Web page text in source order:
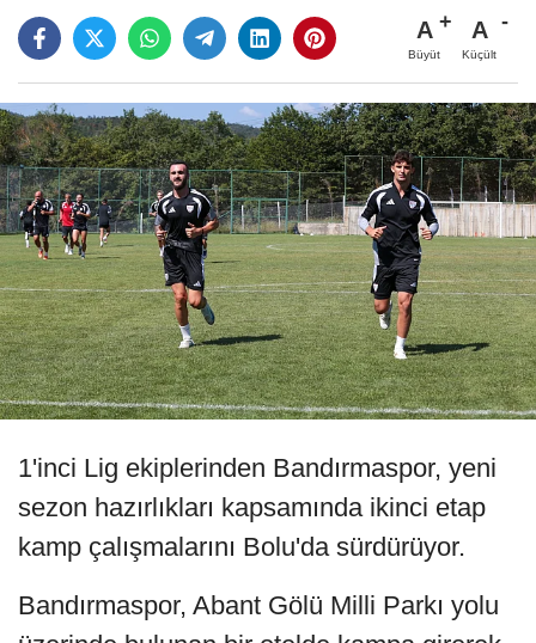
A
Büyüt
A
Küçült
1'inci Lig ekiplerinden Bandırmaspor, yeni
sezon hazırlıkları kapsamında ikinci etap
kamp çalışmalarını Bolu'da sürdürüyor.
Bandırmaspor, Abant Gölü Milli Parkı yolu